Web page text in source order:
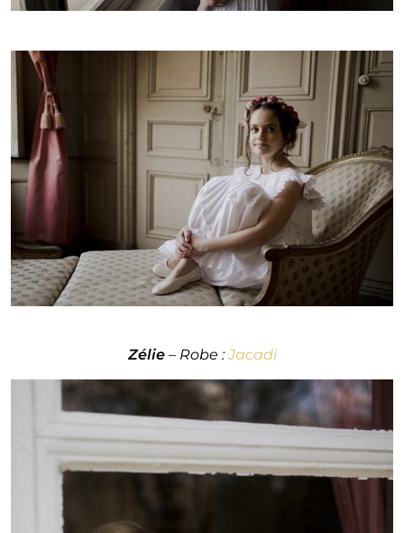
Zélie– Robe :Jacadi